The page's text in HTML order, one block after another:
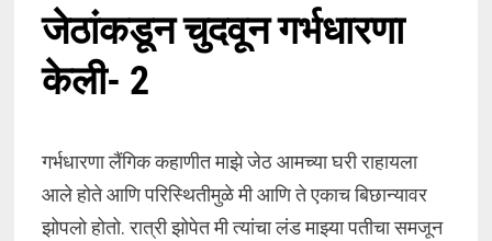
जेठांकडून चुदवून गर्भधारणा
केली- 2
गर्भधारणा लैंगिक कहाणीत माझे जेठ आमच्या घरी राहायला
आले होते आणि परिस्थितीमुळे मी आणि ते एकाच बिछान्यावर
झोपलो होतो. रात्री झोपेत मी त्यांचा लंड माझ्या पतीचा समजून